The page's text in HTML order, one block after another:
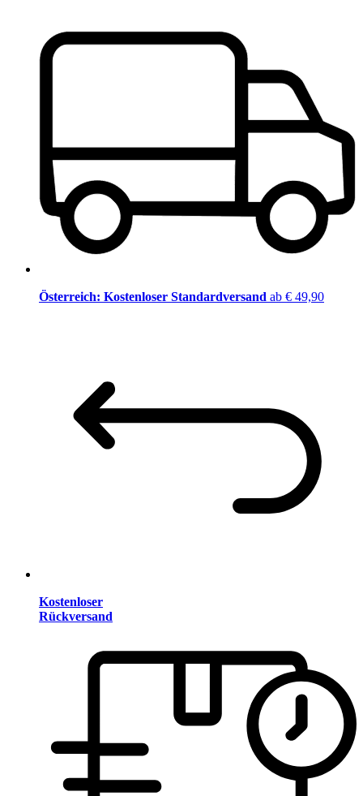
Österreich: Kostenloser Standardversand ab € 49,90
Kostenloser
Rückversand